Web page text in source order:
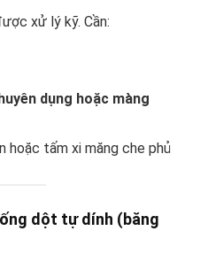
xử lý kỹ. Cần:
dụng hoặc màng
tấm xi măng che phủ
dột tự dính (băng